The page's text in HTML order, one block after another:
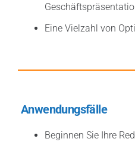
Eine Vielzahl von
Anwendungsfälle
Beginnen Sie Ihre